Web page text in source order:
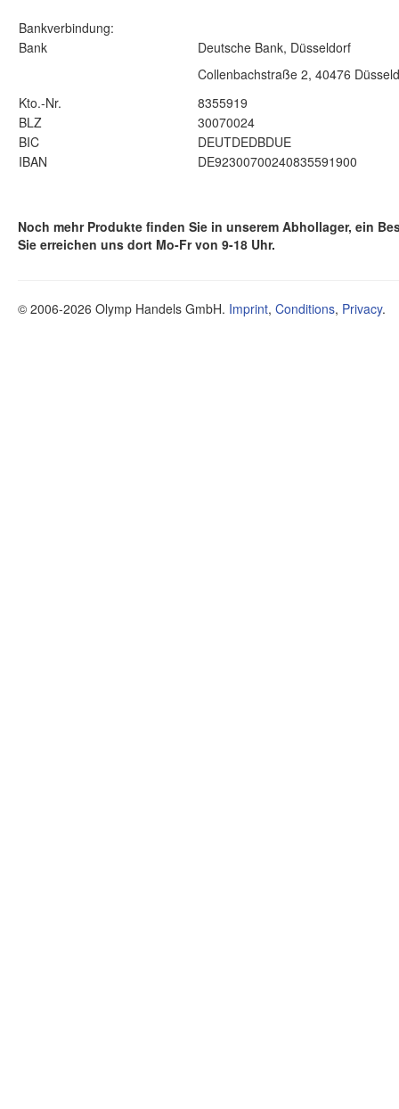
Bankverbindung:
Bank
Deutsche Bank, Düsseldorf
Collenbachstraße 2, 40476
Kto.-Nr.
8355919
BLZ
30070024
BIC
DEUTDEDBDUE
IBAN
DE92300700240835591900
Noch mehr Produkte finden Sie in unserem Abhollager, ein
Sie erreichen uns dort Mo-Fr von 9-18 Uhr.
© 2006-2026 Olymp Handels GmbH. Imprint, Conditions, Privacy.